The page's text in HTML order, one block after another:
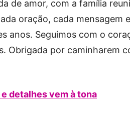
de amor, com a família
oração, cada mensagem
anos. Seguimos com o
Obrigada por caminharem
detalhes vem à tona